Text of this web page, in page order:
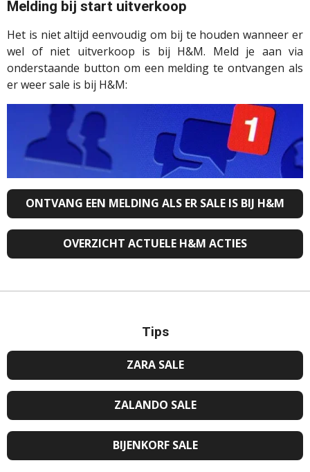
Melding bij start uitverkoop
Het is niet altijd eenvoudig om bij te houden wanneer er
wel of niet uitverkoop is bij H&M. Meld je aan via
onderstaande button om een melding te ontvangen als
er weer sale is bij H&M:
ONTVANG EEN MELDING ALS ER SALE IS BIJ H&M
OVERZICHT ACTUELE H&M ACTIES
Tips
ZARA SALE
ZALANDO SALE
BIJENKORF SALE